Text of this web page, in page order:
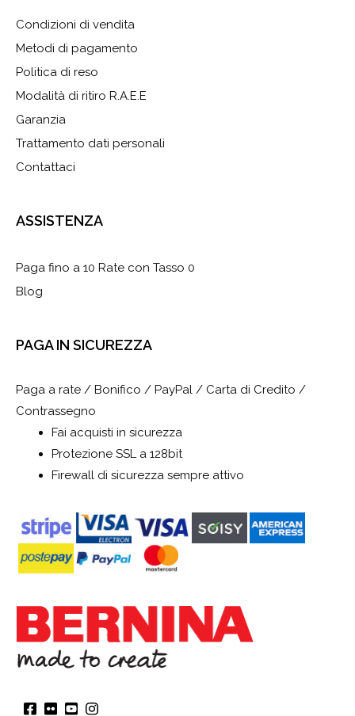
Condizioni di vendita
Metodi di pagamento
Politica di reso
Modalità di ritiro R.A.E.E
Garanzia
Trattamento dati personali
Contattaci
ASSISTENZA
Paga fino a 10 Rate con Tasso 0
Blog
PAGA IN SICUREZZA
Paga a rate / Bonifico / PayPal / Carta di Credito /
Contrassegno
Fai acquisti in sicurezza
Protezione SSL a 128bit
Firewall di sicurezza sempre attivo